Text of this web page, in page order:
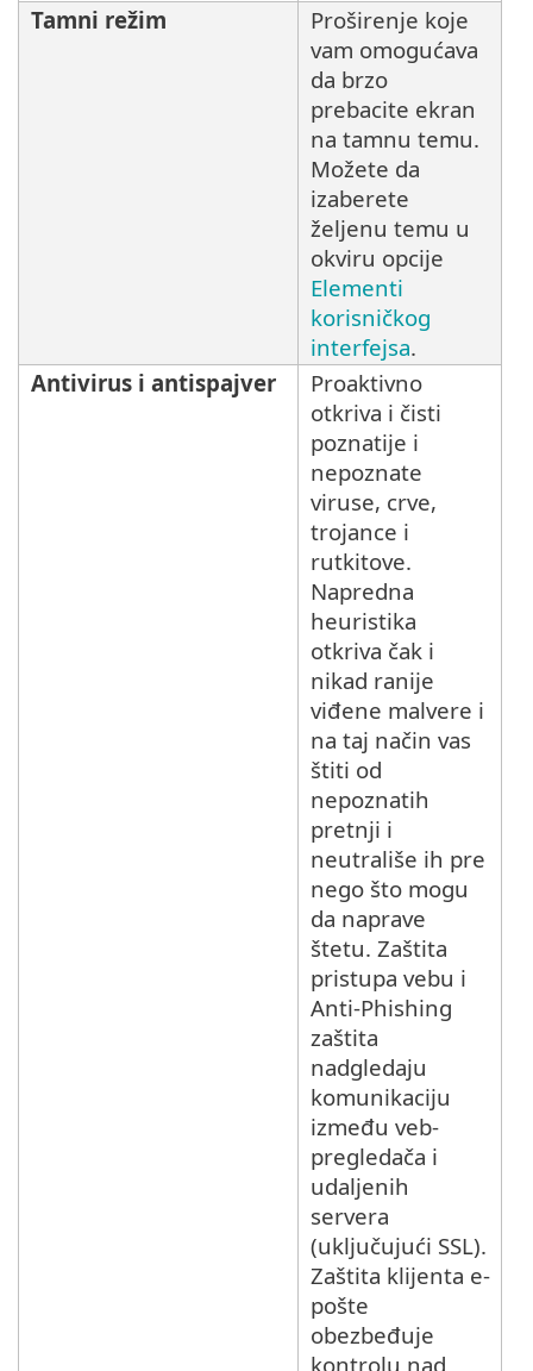
Tamni režim
Proširenje koje
vam omogućava
da brzo
prebacite ekran
na tamnu temu.
Možete da
izaberete
željenu temu u
okviru opcije
Elementi
korisničkog
interfejsa.
Antivirus i antispajver
Proaktivno
otkriva i čisti
poznatije i
nepoznate
viruse, crve,
trojance i
rutkitove.
Napredna
heuristika
otkriva čak i
nikad ranije
viđene malvere i
na taj način vas
štiti od
nepoznatih
pretnji i
neutrališe ih pre
nego što mogu
da naprave
štetu. Zaštita
pristupa vebu i
Anti-Phishing
zaštita
nadgledaju
komunikaciju
između veb-
pregledača i
udaljenih
servera
(uključujući SSL).
Zaštita klijenta e-
pošte
obezbeđuje
kontrolu nad